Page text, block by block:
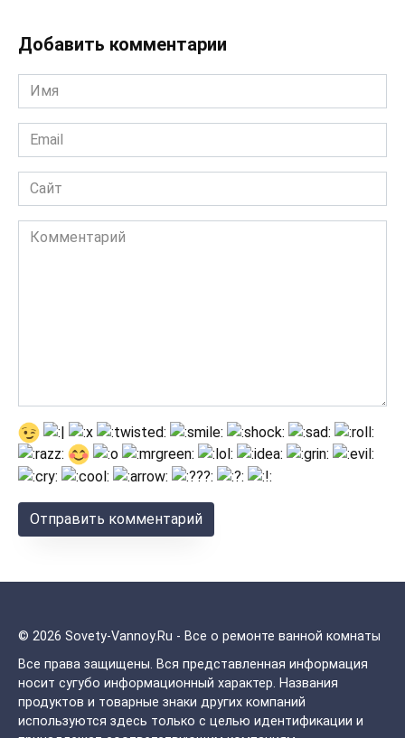
Добавить комментарии
Имя
*
Email
*
Сайт
Комментарий
© 2026 Sovety-Vannoy.Ru - Все о ремонте ванной комнаты
Все права защищены. Вся представленная информация
носит сугубо информационный характер. Названия
продуктов и товарные знаки других компаний
используются здесь только с целью идентификации и